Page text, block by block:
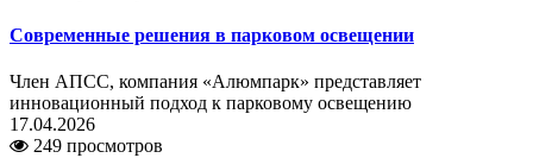
Современные решения в парковом освещении
Член АПСС, компания «Алюмпарк» представляет
инновационный подход к парковому освещению
17.04.2026
249 просмотров